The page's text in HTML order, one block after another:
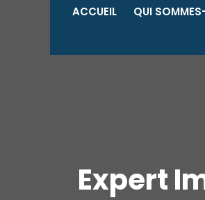
ACCUEIL QUI
Expert